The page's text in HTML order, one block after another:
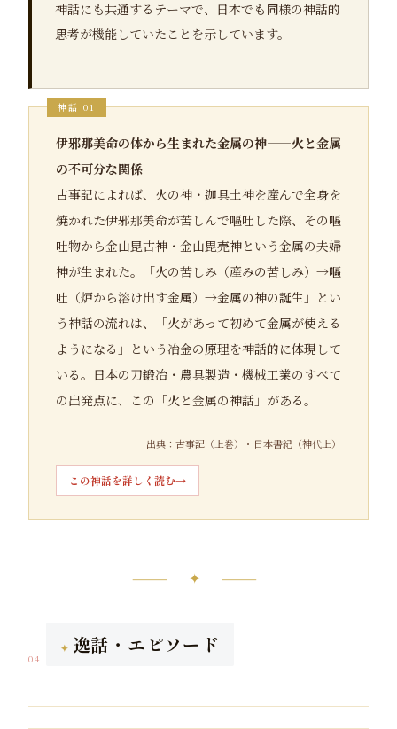
神話にも共通するテーマで、日本でも同様の神話的
思考が機能していたことを示しています。
伊邪那美命の体から生まれた金属の神——火と金属
の不可分な関係
古事記によれば、火の神・迦具土神を産んで全身を
焼かれた伊邪那美命が苦しんで嘔吐した際、その嘔
吐物から金山毘古神・金山毘売神という金属の夫婦
神が生まれた。「火の苦しみ（産みの苦しみ）→嘔
吐（炉から溶け出す金属）→金属の神の誕生」とい
う神話の流れは、「火があって初めて金属が使える
ようになる」という冶金の原理を神話的に体現して
いる。日本の刀鍛冶・農具製造・機械工業のすべて
の出発点に、この「火と金属の神話」がある。
出典：古事記（上巻）・日本書紀（神代上）
この神話を詳しく読む
⸻ ✦ ⸻
04
逸話・エピソード